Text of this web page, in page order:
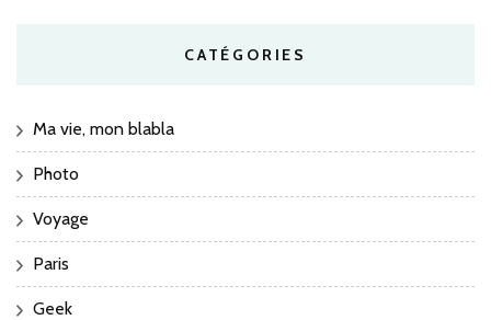
CATÉGORIES
Ma vie, mon blabla
Photo
Voyage
Paris
Geek